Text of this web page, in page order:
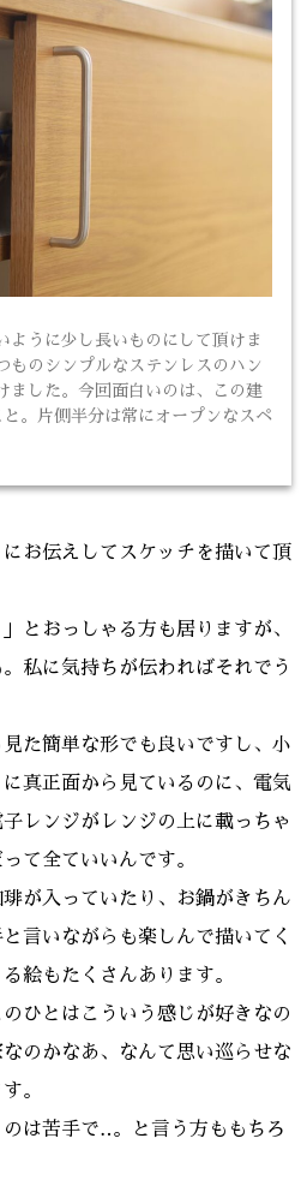
ように少し長いものにして頂けま
ものシンプルなステンレスのハン
ました。今回面白いのは、この建
。片側半分は常にオープンなスペ
お伝えしてスケッチを描いて頂
とおっしゃる方も居りますが、
私に気持ちが伝わればそれでう
た簡単な形でも良いですし、小
真正面から見ているのに、電気
レンジがレンジの上に載っちゃ
て全ていいんです。
が入っていたり、お鍋がきちん
言いながらも楽しんで描いてく
絵もたくさんあります。
ひとはこういう感じが好きなの
のかなあ、なんて思い巡らせな
。
は苦手で‥。と言う方ももちろ